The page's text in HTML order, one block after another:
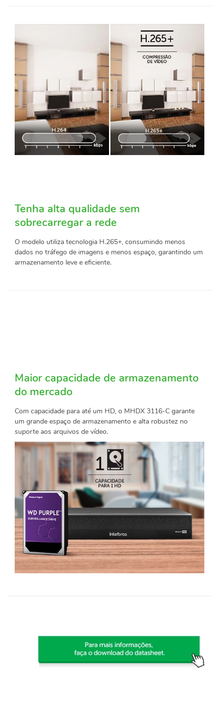
Tenha alta qualidade sem
sobrecarregar a rede
O modelo utiliza tecnologia H.265+, consumindo menos
dados no tráfego de imagens e menos espaço, garantindo um
armazenamento leve e eficiente.
Maior capacidade de armazenamento
do mercado
Com capacidade para até um HD, o MHDX 3116-C garante
um grande espaço de armazenamento e alta robustez no
suporte aos arquivos de vídeo.